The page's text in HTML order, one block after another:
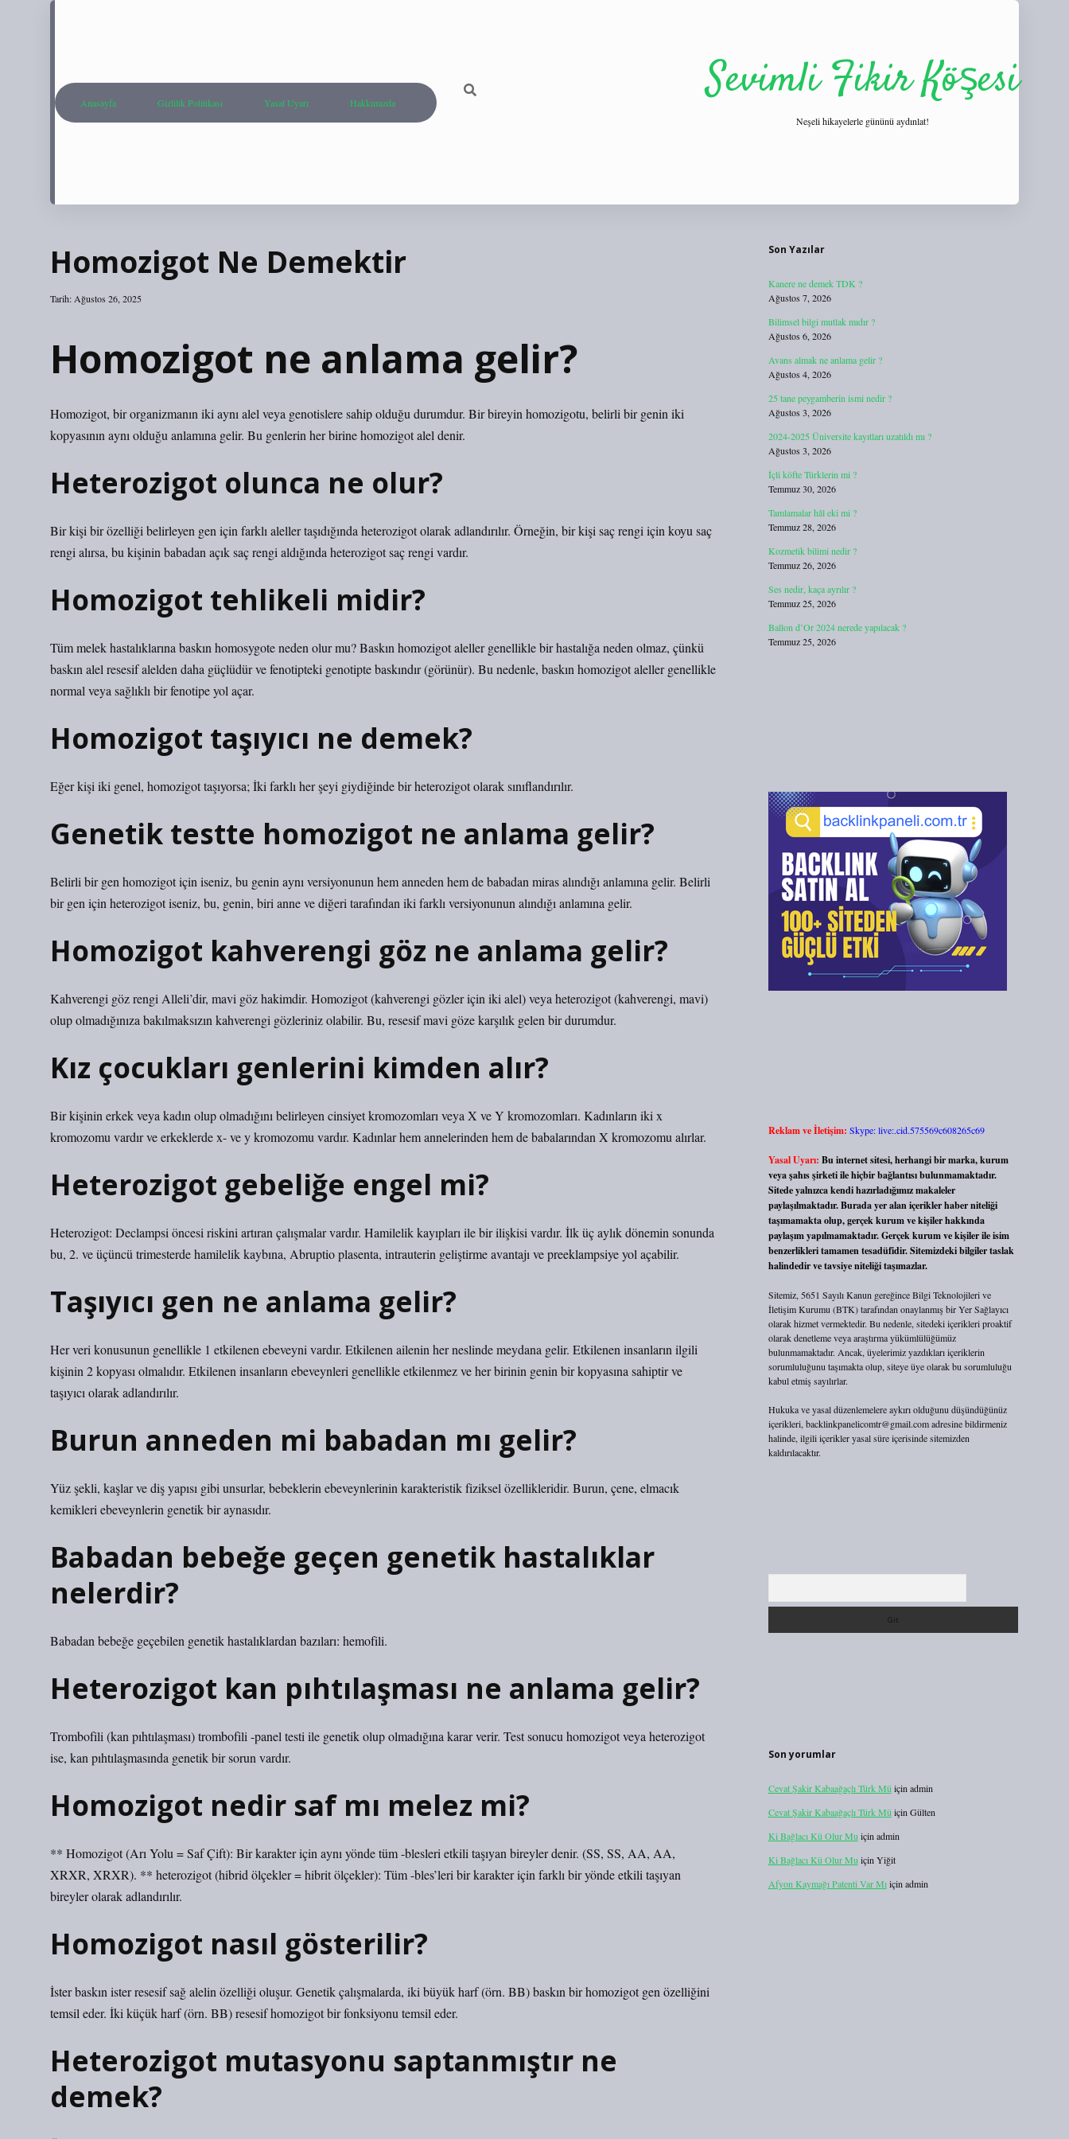
Anasayfa Gizlilik Politikası Yasal Uyarı Hakkımızda Sevimli Fikir Köşesi
Neşeli hikayelerle gününü aydınlat!
Homozigot Ne Demektir
Tarih: Ağustos 26, 2025
Homozigot ne anlama gelir?
Homozigot, bir organizmanın iki aynı alel veya genotislere sahip olduğu durumdur. Bir bireyin homozigotu, belirli bir genin iki
kopyasının aynı olduğu anlamına gelir. Bu genlerin her birine homozigot alel denir.
Heterozigot olunca ne olur?
Bir kişi bir özelliği belirleyen gen için farklı aleller taşıdığında heterozigot olarak adlandırılır. Örneğin, bir kişi saç rengi için koyu saç
rengi alırsa, bu kişinin babadan açık saç rengi aldığında heterozigot saç rengi vardır.
Homozigot tehlikeli midir?
Tüm melek hastalıklarına baskın homosygote neden olur mu? Baskın homozigot aleller genellikle bir hastalığa neden olmaz, çünkü
baskın alel resesif alelden daha güçlüdür ve fenotipteki genotipte baskındır (görünür). Bu nedenle, baskın homozigot aleller genellikle
normal veya sağlıklı bir fenotipe yol açar.
Homozigot taşıyıcı ne demek?
Eğer kişi iki genel, homozigot taşıyorsa; İki farklı her şeyi giydiğinde bir heterozigot olarak sınıflandırılır.
Genetik testte homozigot ne anlama gelir?
Belirli bir gen homozigot için iseniz, bu genin aynı versiyonunun hem anneden hem de babadan miras alındığı anlamına gelir. Belirli
bir gen için heterozigot iseniz, bu, genin, biri anne ve diğeri tarafından iki farklı versiyonunun alındığı anlamına gelir.
Homozigot kahverengi göz ne anlama gelir?
Kahverengi göz rengi Alleli’dir, mavi göz hakimdir. Homozigot (kahverengi gözler için iki alel) veya heterozigot (kahverengi, mavi)
olup olmadığınıza bakılmaksızın kahverengi gözleriniz olabilir. Bu, resesif mavi göze karşılık gelen bir durumdur.
Kız çocukları genlerini kimden alır?
Bir kişinin erkek veya kadın olup olmadığını belirleyen cinsiyet kromozomları veya X ve Y kromozomları. Kadınların iki x
kromozomu vardır ve erkeklerde x- ve y kromozomu vardır. Kadınlar hem annelerinden hem de babalarından X kromozomu alırlar.
Heterozigot gebeliğe engel mi?
Heterozigot: Declampsi öncesi riskini artıran çalışmalar vardır. Hamilelik kayıpları ile bir ilişkisi vardır. İlk üç aylık dönemin sonunda
bu, 2. ve üçüncü trimesterde hamilelik kaybına, Abruptio plasenta, intrauterin geliştirme avantajı ve preeklampsiye yol açabilir.
Taşıyıcı gen ne anlama gelir?
Her veri konusunun genellikle 1 etkilenen ebeveyni vardır. Etkilenen ailenin her neslinde meydana gelir. Etkilenen insanların ilgili
kişinin 2 kopyası olmalıdır. Etkilenen insanların ebeveynleri genellikle etkilenmez ve her birinin genin bir kopyasına sahiptir ve
taşıyıcı olarak adlandırılır.
Burun anneden mi babadan mı gelir?
Yüz şekli, kaşlar ve diş yapısı gibi unsurlar, bebeklerin ebeveynlerinin karakteristik fiziksel özellikleridir. Burun, çene, elmacık
kemikleri ebeveynlerin genetik bir aynasıdır.
Babadan bebeğe geçen genetik hastalıklar
nelerdir?
Babadan bebeğe geçebilen genetik hastalıklardan bazıları: hemofili.
Heterozigot kan pıhtılaşması ne anlama gelir?
Trombofili (kan pıhtılaşması) trombofili -panel testi ile genetik olup olmadığına karar verir. Test sonucu homozigot veya heterozigot
ise, kan pıhtılaşmasında genetik bir sorun vardır.
Homozigot nedir saf mı melez mi?
** Homozigot (Arı Yolu = Saf Çift): Bir karakter için aynı yönde tüm -blesleri etkili taşıyan bireyler denir. (SS, SS, AA, AA,
XRXR, XRXR). ** heterozigot (hibrid ölçekler = hibrit ölçekler): Tüm -bles’leri bir karakter için farklı bir yönde etkili taşıyan
bireyler olarak adlandırılır.
Homozigot nasıl gösterilir?
İster baskın ister resesif sağ alelin özelliği oluşur. Genetik çalışmalarda, iki büyük harf (örn. BB) baskın bir homozigot gen özelliğini
temsil eder. İki küçük harf (örn. BB) resesif homozigot bir fonksiyonu temsil eder.
Heterozigot mutasyonu saptanmıştır ne
demek?
Son Yazılar
Kanere ne demek TDK ?
Ağustos 7, 2026
Bilimsel bilgi mutlak mıdır ?
Ağustos 6, 2026
Avans almak ne anlama gelir ?
Ağustos 4, 2026
25 tane peygamberin ismi nedir ?
Ağustos 3, 2026
2024-2025 Üniversite kayıtları uzatıldı mı ?
Ağustos 3, 2026
İçli köfte Türklerin mi ?
Temmuz 30, 2026
Tamlamalar hâl eki mi ?
Temmuz 28, 2026
Kozmetik bilimi nedir ?
Temmuz 26, 2026
Ses nedir, kaça ayrılır ?
Temmuz 25, 2026
Ballon d’Or 2024 nerede yapılacak ?
Temmuz 25, 2026
Reklam ve İletişim: Skype: live:.cid.575569c608265c69
Yasal Uyarı: Bu internet sitesi, herhangi bir marka, kurum
veya şahıs şirketi ile hiçbir bağlantısı bulunmamaktadır.
Sitede yalnızca kendi hazırladığımız makaleler
paylaşılmaktadır. Burada yer alan içerikler haber niteliği
taşımamakta olup, gerçek kurum ve kişiler hakkında
paylaşım yapılmamaktadır. Gerçek kurum ve kişiler ile isim
benzerlikleri tamamen tesadüfidir. Sitemizdeki bilgiler taslak
halindedir ve tavsiye niteliği taşımazlar.
Sitemiz, 5651 Sayılı Kanun gereğince Bilgi Teknolojileri ve
İletişim Kurumu (BTK) tarafından onaylanmış bir Yer Sağlayıcı
olarak hizmet vermektedir. Bu nedenle, sitedeki içerikleri proaktif
olarak denetleme veya araştırma yükümlülüğümüz
bulunmamaktadır. Ancak, üyelerimiz yazdıkları içeriklerin
sorumluluğunu taşımakta olup, siteye üye olarak bu sorumluluğu
kabul etmiş sayılırlar.
Hukuka ve yasal düzenlemelere aykırı olduğunu düşündüğünüz
içerikleri, backlinkpanelicomtr@gmail.comadresine bildirmeniz
halinde, ilgili içerikler yasal süre içerisinde sitemizden
kaldırılacaktır.
Son yorumlar
Cevat Şakir Kabaağaçlı Türk Mü için admin
Cevat Şakir Kabaağaçlı Türk Mü için Gülten
Ki Bağlacı Kü Olur Mu için admin
Ki Bağlacı Kü Olur Mu için Yiğit
Afyon Kaymağı Patenti Var Mıiçin admin